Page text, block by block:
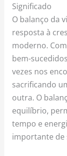
Significado
O balanço da
resposta à
moderno.
bem-
vezes nos
sacrificando
outra. O
equilíbrio,
tempo e
importante de